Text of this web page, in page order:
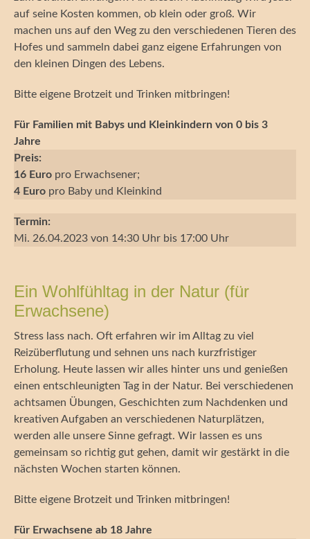
auf seine Kosten kommen, ob klein oder groß. Wir
machen uns auf den Weg zu den verschiedenen Tieren des
Hofes und sammeln dabei ganz eigene Erfahrungen von
den kleinen Dingen des Lebens.
Bitte eigene Brotzeit und Trinken mitbringen!
Für Familien mit Babys und Kleinkindern von 0 bis 3
Jahre
Preis:
16 Euro pro Erwachsener;
4 Euro pro Baby und Kleinkind
Termin:
Mi. 26.04.2023 von 14:30 Uhr bis 17:00 Uhr
Ein Wohlfühltag in der Natur (für
Erwachsene)
Stress lass nach. Oft erfahren wir im Alltag zu viel
Reizüberflutung und sehnen uns nach kurzfristiger
Erholung. Heute lassen wir alles hinter uns und genießen
einen entschleunigten Tag in der Natur. Bei verschiedenen
achtsamen Übungen, Geschichten zum Nachdenken und
kreativen Aufgaben an verschiedenen Naturplätzen,
werden alle unsere Sinne gefragt. Wir lassen es uns
gemeinsam so richtig gut gehen, damit wir gestärkt in die
nächsten Wochen starten können.
Bitte eigene Brotzeit und Trinken mitbringen!
Für Erwachsene ab 18 Jahre